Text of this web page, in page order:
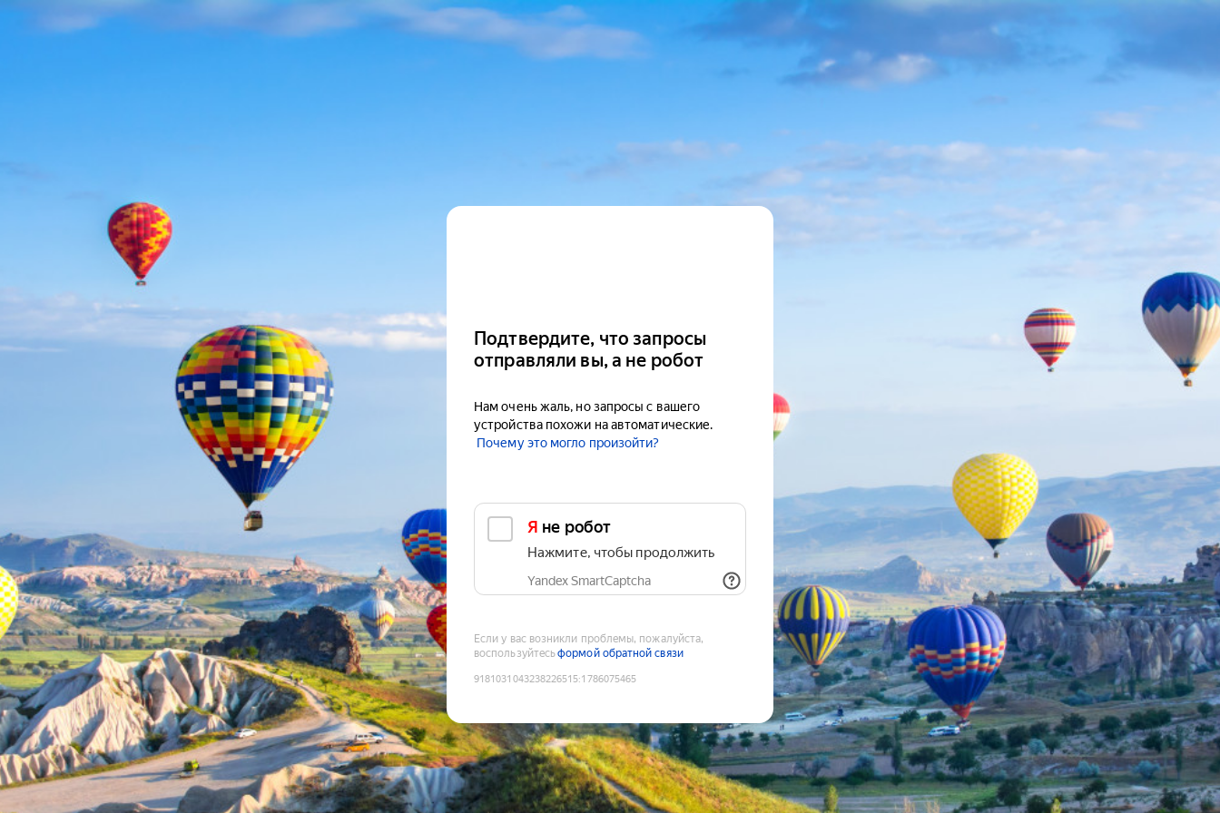
Подтвердите, что запросы
отправляли вы, а не робот
Нам очень жаль, но запросы с вашего
устройства похожи на автоматические.
Почему это могло произойти?
Я не робот
Нажмите, чтобы продолжить
Yandex SmartCaptcha
Если у вас возникли проблемы, пожалуйста,
воспользуйтесьформой обратной связи
9181031043238226515:1786075465